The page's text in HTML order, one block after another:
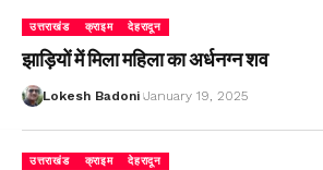
उत्तराखंड क्राइम देहरादून
झाड़ियों में मिला महिला का अर्धनग्न शव
Lokesh Badoni January 19, 2025
उत्तराखंड क्राइम देहरादून